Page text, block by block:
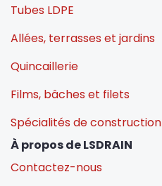
Tubes LDPE
Allées, terrasses et jardins
Quincaillerie
Films, bâches et filets
Spécialités de construction
À propos de LSDRAIN
Contactez-nous